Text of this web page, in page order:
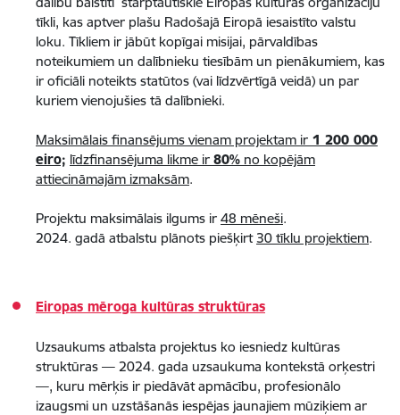
tīkli, kas aptver plašu Radošajā Eiropā iesaistīto valstu
loku. Tīkliem ir jābūt kopīgai misijai, pārvaldības
noteikumiem un dalībnieku tiesībām un pienākumiem, kas
ir oficiāli noteikts statūtos (vai līdzvērtīgā veidā) un par
kuriem vienojušies tā dalībnieki.
Maksimālais finansējums vienam projektam ir 1 200 000
eiro; līdzfinansējuma likme ir 80% no kopējām
attiecināmajām izmaksām.
Projektu maksimālais ilgums ir 48 mēneši.​​​​​
2024. gadā atbalstu plānots piešķirt30 tīklu projektiem.
Eiropas mēroga kultūras struktūras
Uzsaukums atbalsta projektus ko iesniedz kultūras
struktūras — 2024. gada uzsaukuma kontekstā orķestri
—, kuru mērķis ir piedāvāt apmācību, profesionālo
izaugsmi un uzstāšanās iespējas jaunajiem mūziķiem ar